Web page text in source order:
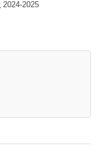
2024-2025